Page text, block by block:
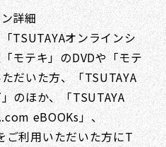
詳細
TSUTAYAオンラインシ
モテキ」のDVDや「モテ
だいた方、「TSUTAYA
のほか、「TSUTAYA
eBOOKs」、
ご利用いただいた方にT